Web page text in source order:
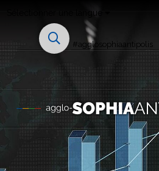
Sélectionner une langue
#agglosophiaantipolis